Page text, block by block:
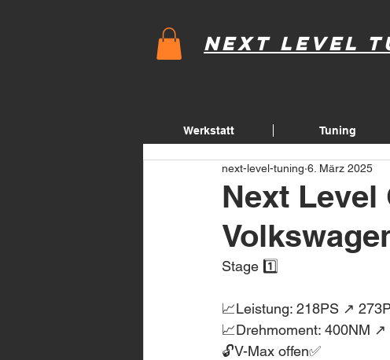
Next Level
Werkstatt Tuning
Next
next-level-tuning 6. März 2025
Stage 1️⃣
📈Leistung: 218PS ↗️
📈Drehmoment: 400NM ↗️
🔓V-Max offen✅